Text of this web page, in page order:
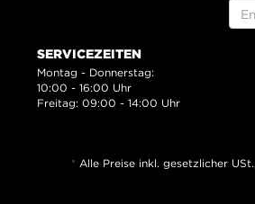
SERVICEZEITEN
Montag - Donnerstag:
10:00 - 16:00 Uhr
Freitag: 09:00 - 14:00 Uhr
* Alle Preise inkl. gesetzlicher